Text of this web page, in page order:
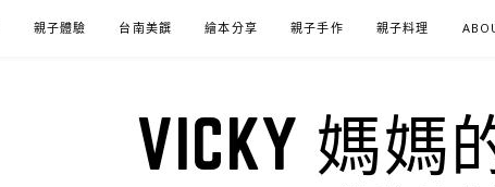
親子體驗 台南美饌 繪本分享 親子手作 親子料理
VICKY 媽媽